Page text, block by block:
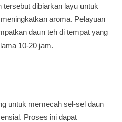
tersebut dibiarkan layu untuk
aroma. Pelayuan
daun teh di tempat yang
10-20 jam.
untuk memecah sel-sel daun
Proses ini dapat